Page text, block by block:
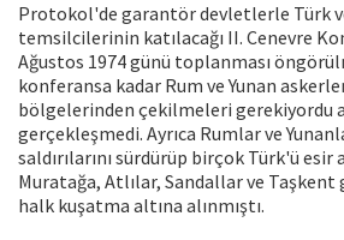
Protokol'de garantör devletlerle Türk
temsilcilerinin katılacağı II. Cenevre
Ağustos 1974 günü toplanması
konferansa kadar Rum ve Yunan
bölgelerinden çekilmeleri gerekiyordu
gerçekleşmedi. Ayrıca Rumlar ve
saldırılarını sürdürüp birçok Türk'ü
Muratağa, Atlılar, Sandallar ve
halk kuşatma altına alınmıştı.